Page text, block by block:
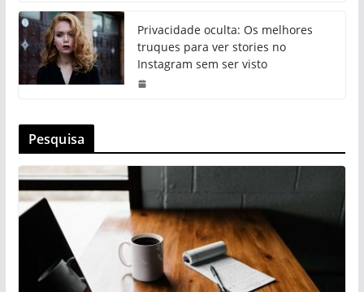
Privacidade oculta: Os melhores
truques para ver stories no
Instagram sem ser visto
Pesquisa